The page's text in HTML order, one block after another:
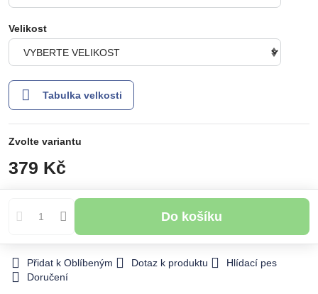
Velikost
Tabulka velkosti
Zvolte variantu
379 Kč
Do košíku
Přidat k Oblíbeným Dotaz k produktu
Hlídací pes
Doručení